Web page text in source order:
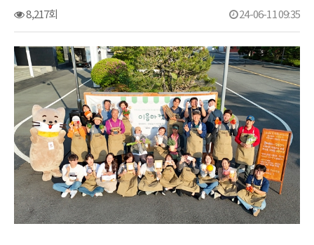
8,217회 24-06-11 09:35